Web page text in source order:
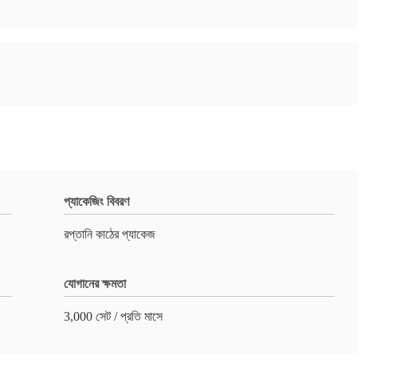
প্যাকেজিং বিবরণ
রপ্তানি কাঠের প্যাকেজ
যোগানের ক্ষমতা
3,000 সেট / প্রতি মাসে